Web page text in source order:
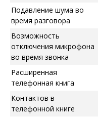
Подавление шума во
время разговора
Возможность
отключения микрофона
во время звонка
Расширенная
телефонная книга
Контактов в
телефонной книге